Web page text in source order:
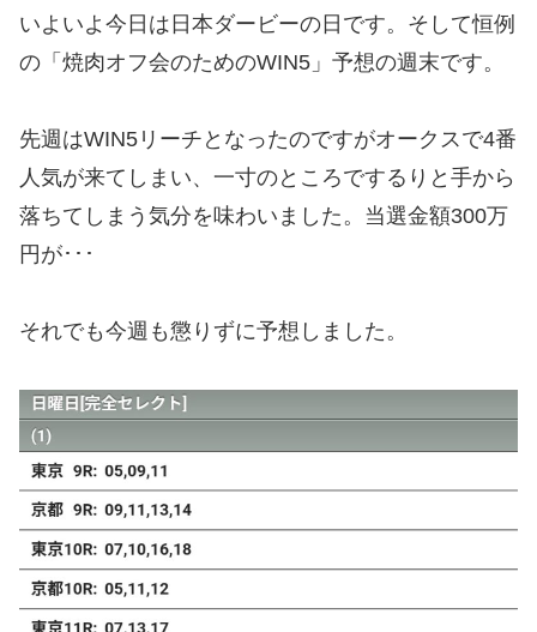
いよいよ今日は日本ダービーの日です。そして恒例
の「焼肉オフ会のためのWIN5」予想の週末です。
先週はWIN5リーチとなったのですがオークスで4番
人気が来てしまい、一寸のところでするりと手から
落ちてしまう気分を味わいました。当選金額300万
円が･･･
それでも今週も懲りずに予想しました。